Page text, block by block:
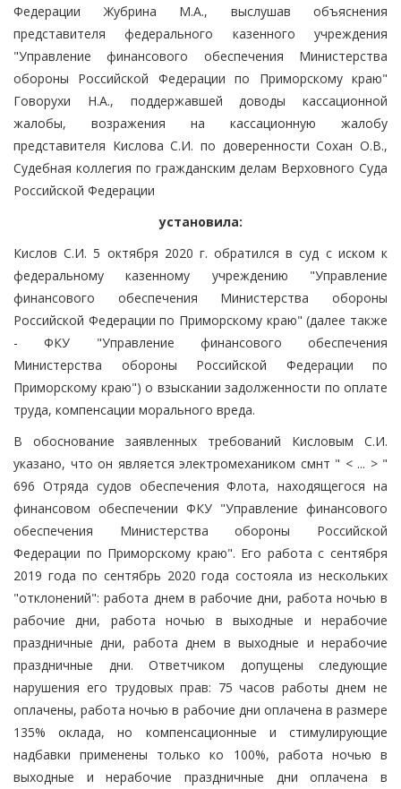
Федерации Жубрина М.А., выслушав объяснения
представителя федерального казенного учреждения
"Управление финансового обеспечения Министерства
обороны Российской Федерации по Приморскому краю"
Говорухи Н.А., поддержавшей доводы кассационной
жалобы, возражения на кассационную жалобу
представителя Кислова С.И. по доверенности Сохан О.В.,
Судебная коллегия по гражданским делам Верховного Суда
Российской Федерации
установила:
Кислов С.И. 5 октября 2020 г. обратился в суд с иском к
федеральному казенному учреждению "Управление
финансового обеспечения Министерства обороны
Российской Федерации по Приморскому краю" (далее также
- ФКУ "Управление финансового обеспечения
Министерства обороны Российской Федерации по
Приморскому краю") о взыскании задолженности по оплате
труда, компенсации морального вреда.
В обоснование заявленных требований Кисловым С.И.
указано, что он является электромехаником смнт " < ... > "
696 Отряда судов обеспечения Флота, находящегося на
финансовом обеспечении ФКУ "Управление финансового
обеспечения Министерства обороны Российской
Федерации по Приморскому краю". Его работа с сентября
2019 года по сентябрь 2020 года состояла из нескольких
"отклонений": работа днем в рабочие дни, работа ночью в
рабочие дни, работа ночью в выходные и нерабочие
праздничные дни, работа днем в выходные и нерабочие
праздничные дни. Ответчиком допущены следующие
нарушения его трудовых прав: 75 часов работы днем не
оплачены, работа ночью в рабочие дни оплачена в размере
135% оклада, но компенсационные и стимулирующие
надбавки применены только ко 100%, работа ночью в
выходные и нерабочие праздничные дни оплачена в